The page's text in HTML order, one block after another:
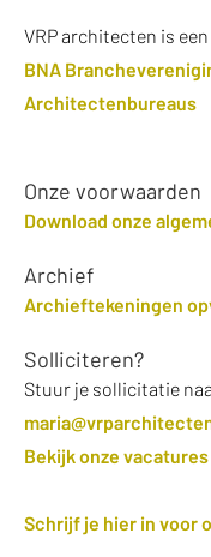
VRP architecten is
BNA
Architectenbureaus
Onze voorwaarden
Download onze
Archief
Archieftekeningen
Solliciteren?
Stuur je sollicitatie
Bekijk onze vacatures
Schrijf je hier in voor